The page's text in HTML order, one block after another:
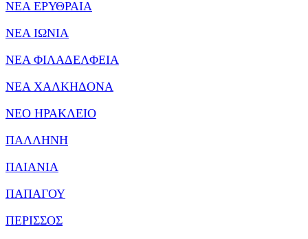
ΝΕΑ ΕΡΥΘΡΑΙΑ
ΝΕΑ ΙΩΝΙΑ
ΝΕΑ ΦΙΛΑΔΕΛΦΕΙΑ
ΝΕΑ ΧΑΛΚΗΔΟΝΑ
ΝΕΟ ΗΡΑΚΛΕΙΟ
ΠΑΛΛΗΝΗ
ΠΑΙΑΝΙΑ
ΠΑΠΑΓΟΥ
ΠΕΡΙΣΣΟΣ